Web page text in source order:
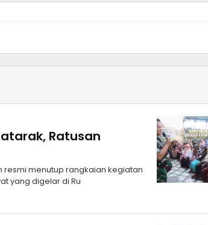
Ratusan
resmi menutup rangkaian kegiatan
yang digelar di Ru